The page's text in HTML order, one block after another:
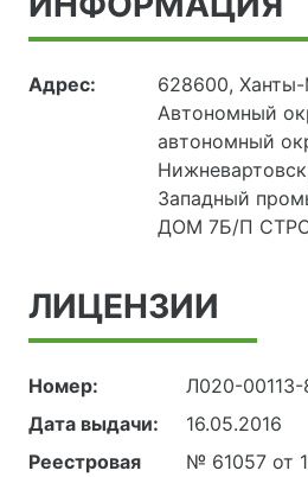
Адрес:
628600,
Автономный
автономный
Западный
ДОМ 7Б/П
ЛИЦЕНЗИИ
Номер:
Л020-
Дата выдачи:
16.05.2016
Реестровая
№ 61057 от